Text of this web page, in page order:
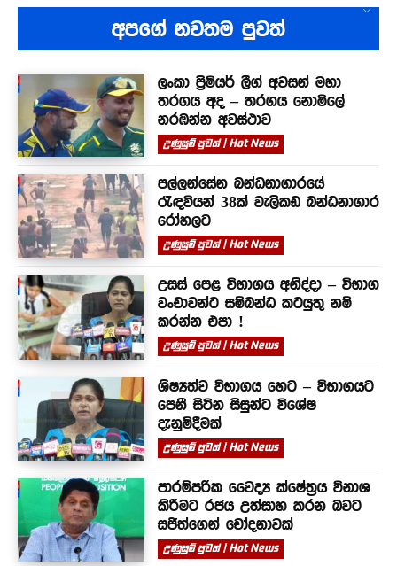
අපගේ නවතම පුවත්
ලංකා ප්‍රිමියර් ලීග් අවසන් මහා
තරගය අද – තරගය නොමිලේ
නරඹන්න අවස්ථාව
උණුසුම් පුවත් | Hot News
පල්ලන්සේන බන්ධනාගාරයේ
රැඳවියන් 38ක් වැලිකඩ බන්ධනාගාර
රෝහලට
උණුසුම් පුවත් | Hot News
උසස් පෙළ විභාගය අනිද්දා – විභාග
වංචාවන්ට සම්බන්ධ කටයුතු නම්
කරන්න එපා !
උණුසුම් පුවත් | Hot News
ශිෂ්‍යත්ව විභාගය හෙට – විභාගයට
පෙනී සිටින සිසුන්ට විශේෂ
දැනුම්දීමක්
උණුසුම් පුවත් | Hot News
පාරම්පරික වෛද්‍ය ක්ෂේත්‍රය විනාශ
කිරීමට රජය උත්සාහ කරන බවට
සජිත්ගෙන් චෝදනාවක්
උණුසුම් පුවත් | Hot News